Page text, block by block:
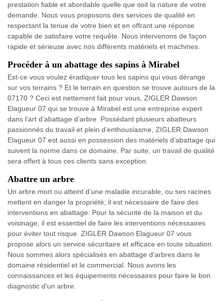
prestation fiable et abordable quelle que soit la nature de votre
demande. Nous vous proposons des services de qualité en
respectant la tenue de votre bien et en offrant une réponse
capable de satisfaire votre requête. Nous intervenons de façon
rapide et sérieuse avec nos différents matériels et machines.
Procéder à un abattage des sapins à Mirabel
Est-ce vous voulez éradiquer tous les sapins qui vous dérange
sur vos terrains ? Et le terrain en question se trouve autours de la
07170 ? Ceci est nettement fait pour vous, ZIGLER Dawson
Elagueur 07 qui se trouve à Mirabel est une entreprise expert
dans l’art d’abattage d’arbre. Possédant plusieurs abatteurs
passionnés du travail et plein d’enthousiasme, ZIGLER Dawson
Elagueur 07 est aussi en possession des matériels d’abattage qui
suivent la norme dans ce domaine. Par suite, un travail de qualité
sera offert à tous ces clients sans exception.
Abattre un arbre
Un arbre mort ou atteint d’une maladie incurable, ou ses racines
mettent en danger la propriété; il est nécessaire de faire des
interventions en abattage. Pour la sécurité de la maison et du
voisinage, il est essentiel de faire les interventions nécessaires
pour éviter tout risque. ZIGLER Dawson Elagueur 07 vous
propose alors un service sécuritaire et efficace en toute situation.
Nous sommes alors spécialisés en abattage d'arbres dans le
domaine résidentiel et le commercial. Nous avons les
connaissances et les équipements nécessaires pour faire le bon
diagnostic d'un arbre.